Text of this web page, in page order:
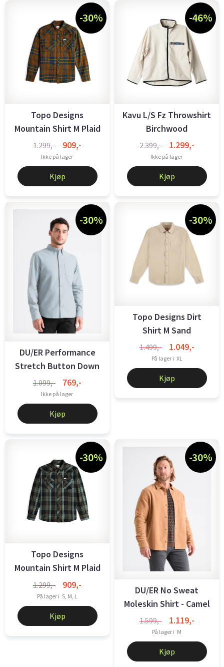
-30%
Topo Designs
Mountain Shirt M Plaid
dard khaki ...
1.299,- 909,-
Ikke på lager
Kjøp
-46%
Kavu L/S Fz Throwshirt
Birchwood
2.399,- 1.299,-
Ikke på lager
Kjøp
-30%
DU/ER Performance
Stretch Button Down
Fog Blue
1.099,- 769,-
Ikke på lager
Kjøp
-30%
Topo Designs Dirt
Shirt M Sand
1.499,- 1.049,-
På lager i XL
Kjøp
-30%
Topo Designs
Mountain Shirt M Plaid
olive multi
1.299,- 909,-
På lager i S, M, L
Kjøp
-30%
DU/ER No Sweat
Moleskin Shirt - Camel
1.599,- 1.119,-
På lager i M
Kjøp